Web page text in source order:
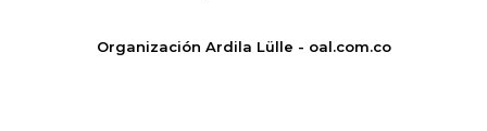
Organización Ardila Lülle - oal.com.co